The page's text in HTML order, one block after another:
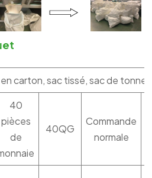
carton, sac tissé, sac de tonne,
40
pièces
de
40QG
Commande
normale